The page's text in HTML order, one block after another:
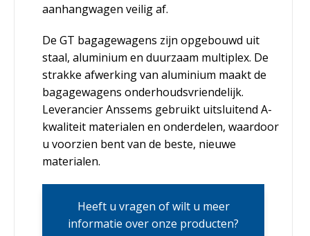
aanhangwagen veilig af.
De GT bagagewagens zijn opgebouwd uit
staal, aluminium en duurzaam multiplex. De
strakke afwerking van aluminium maakt de
bagagewagens onderhoudsvriendelijk.
Leverancier Anssems gebruikt uitsluitend A-
kwaliteit materialen en onderdelen, waardoor
u voorzien bent van de beste, nieuwe
materialen.
Heeft u vragen of wilt u meer
informatie over onze producten?